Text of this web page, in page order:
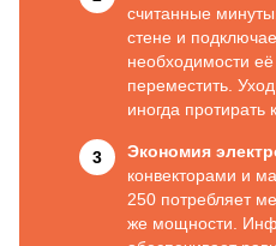
считанные
стене и
необходимости
переместить.
иногда протирать
Экономия
конвекторами и
250 потребляет
же мощности.